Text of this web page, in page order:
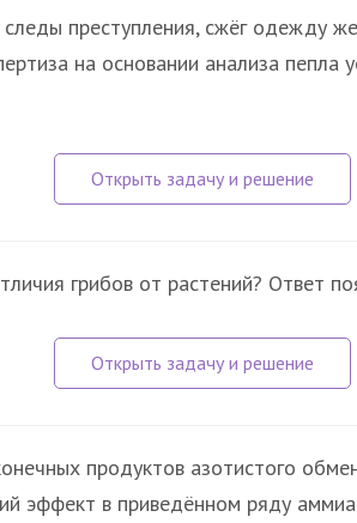
преступления, сжёг одежду
на основании анализа пепла
грибов от растений? Ответ
продуктов азотистого
эффект в приведённом ряду